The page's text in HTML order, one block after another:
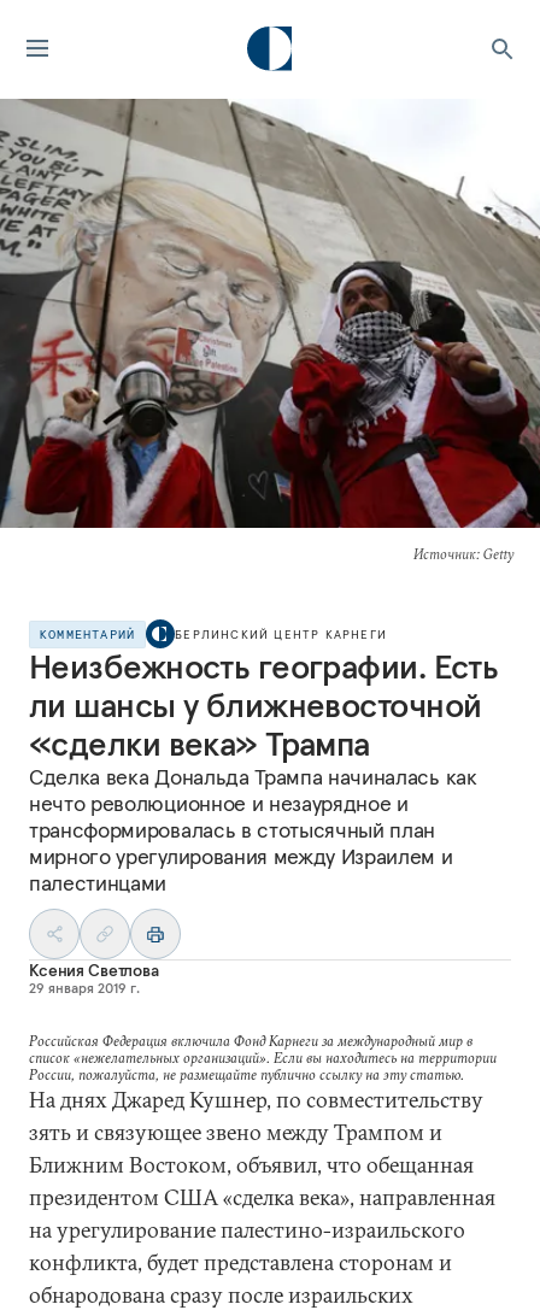
Источник: Getty
КОММЕНТАРИЙ БЕРЛИНСКИЙ ЦЕНТР КАРНЕГИ
Неизбежность географии. Есть
ли шансы у ближневосточной
«сделки века» Трампа
Сделка века Дональда Трампа начиналась как
нечто революционное и незаурядное и
трансформировалась в стотысячный план
мирного урегулирования между Израилем и
палестинцами
Ксения Светлова
29 января 2019 г.
Российская Федерация включила Фонд Карнеги за международный мир в
список «нежелательных организаций». Если вы находитесь на территории
России, пожалуйста, не размещайте публично ссылку на эту статью.
На днях Джаред Кушнер, по совместительству
зять и связующее звено между Трампом и
Ближним Востоком, объявил, что обещанная
президентом США «сделка века», направленная
на урегулирование палестино-израильского
конфликта, будет представлена сторонам и
обнародована сразу после израильских